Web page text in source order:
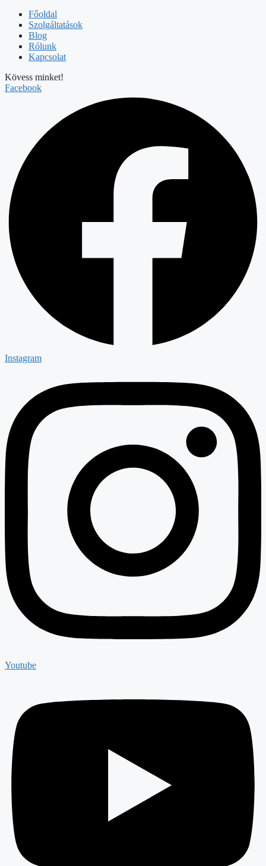
Főoldal
Szolgáltatások
Blog
Rólunk
Kapcsolat
Kövess minket!
Facebook
Instagram
Youtube